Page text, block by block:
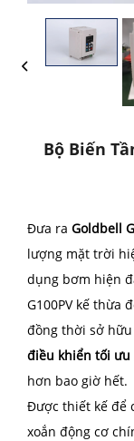
Bộ Biến
Đưa ra Goldbell
lượng mặt trời
dụng bơm hiện
G100PV kế thừa
đồng thời sở hữu
điều khiển tối ưu
hơn bao giờ hết.
Được thiết kế để
xoắn động cơ